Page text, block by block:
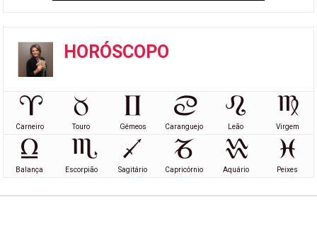
HORÓSCOPO
Carneiro Touro Gémeos Caranguejo Leão Virgem
Balança Escorpião Sagitário Capricórnio Aquário Peixes